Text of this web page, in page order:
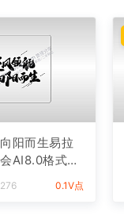
阳而生易拉
AI8.0格式激
通用矢量图
0.1V点